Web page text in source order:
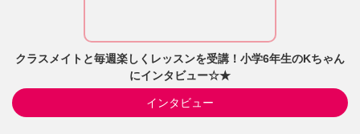
クラスメイトと毎週楽しくレッスンを受講！小学6年生のKちゃん
にインタビュー☆★
インタビュー